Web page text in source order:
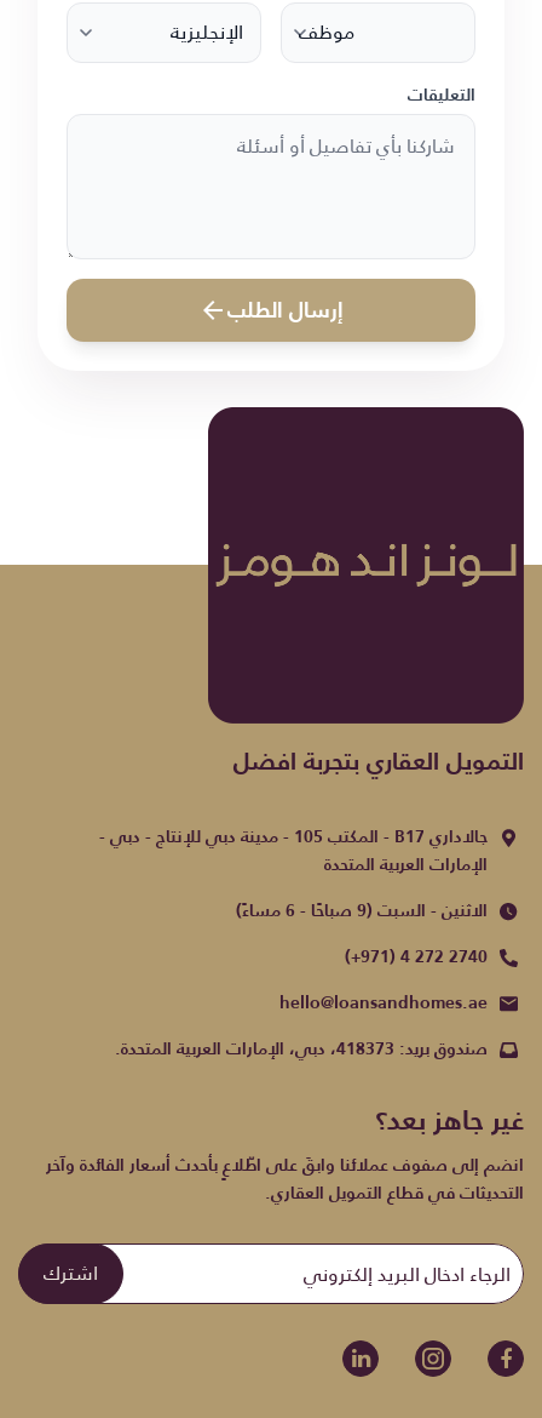
التعليقات
إرسال الطلبarrow_forward
التمويل العقاري بتجربة افضل
جالاداري B17 - المكتب 105 - مدينة دبي للإنتاج - دبي -
الإمارات العربية المتحدة
الاثنين - السبت (9 صباحًا - 6 مساءً)
(+971) 4 272 2740
hello@loansandhomes.ae
صندوق بريد: 418373، دبي، الإمارات العربية المتحدة.
غير جاهز بعد؟
انضم إلى صفوف عملائنا وابقَ على اطّلاعٍ بأحدث أسعار الفائدة وآخر
التحديثات في قطاع التمويل العقاري.